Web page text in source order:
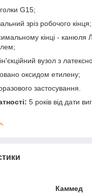
G15;
зріз робочого кінця;
кінці - канюля
вузол з
оксидом етилену;
застосування.
5 років від дати
Каммед